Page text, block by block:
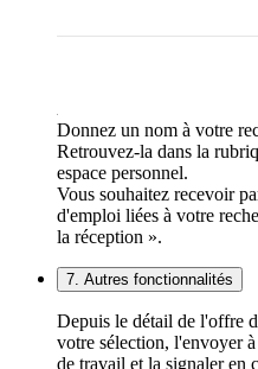
Donnez un nom à votre
Retrouvez-la dans la
espace personnel.
Vous souhaitez recevoir
d'emploi liées à votre
la réception ».
7. Autres fonctionnalités
Depuis le détail de l'offre
votre sélection, l'envoyer
de travail et la signaler en